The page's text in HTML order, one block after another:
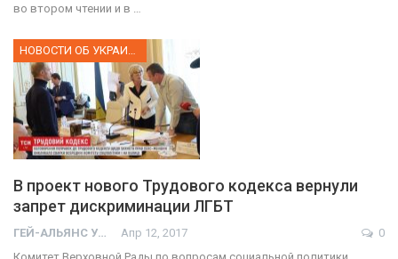
во втором чтении и в …
НОВОСТИ ОБ УКРАИНЕ
В проект нового Трудового кодекса вернули
запрет дискриминации ЛГБТ
ГЕЙ-АЛЬЯНС УКРАИНА Апр 12, 2017
0